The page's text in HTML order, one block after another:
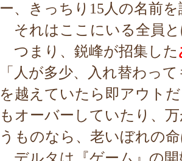
ー、きっちり15人の名前
それはここにいる全員
つまり、鋭峰が招集した
「人が多少、入れ替わっ
を越えていたら即アウト
もオーバーしていたり、
うものなら、老いぼれの